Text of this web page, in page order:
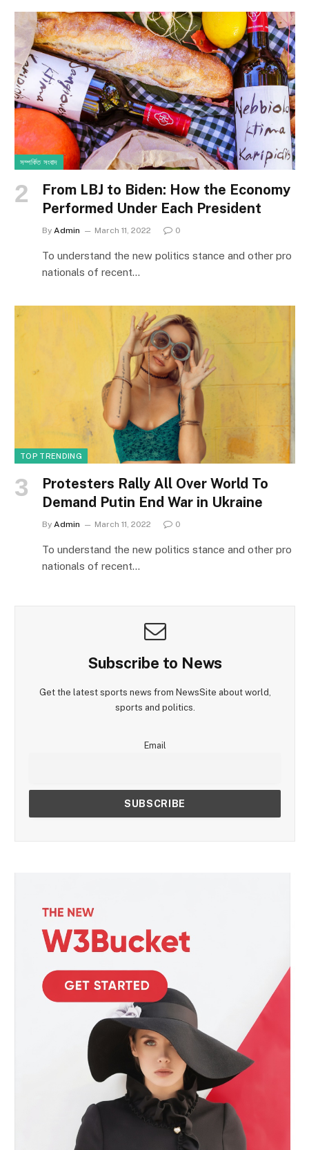
সম্পর্কিত সংবাদ
From LBJ to Biden: How the Economy
Performed Under Each President
By Admin March 11, 2022 0
To understand the new politics stance and other pro
nationals of recent…
TOP TRENDING
Protesters Rally All Over World To
Demand Putin End War in Ukraine
By Admin March 11, 2022 0
To understand the new politics stance and other pro
nationals of recent…
Subscribe to News
Get the latest sports news from NewsSite about world,
sports and politics.
Email